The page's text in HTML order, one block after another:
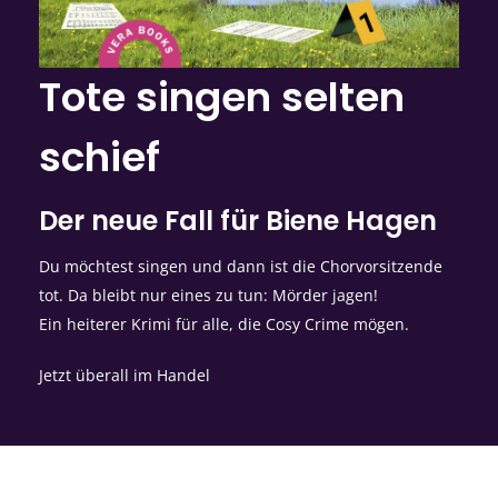
Tote singen selten
schief
Der neue Fall für Biene Hagen
Du möchtest singen und dann ist die Chorvorsitzende
tot. Da bleibt nur eines zu tun: Mörder jagen!
Ein heiterer Krimi für alle, die Cosy Crime mögen.
Jetzt überall im Handel